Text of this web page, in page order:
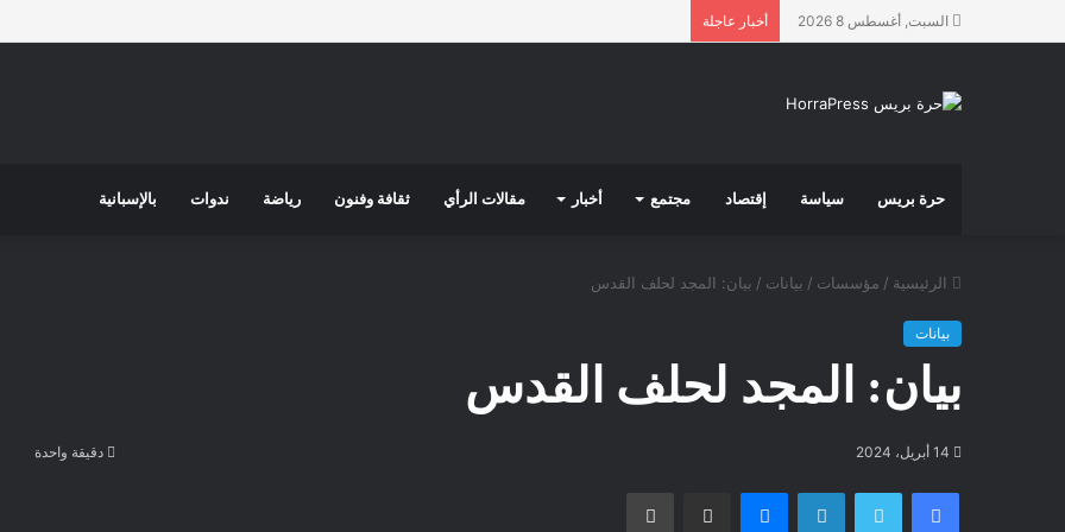
السبت, أغسطس 8 2026 أخبار عاجلة
حرة بريس سياسة إقتصاد مجتمع أخبار مقالات الرأي ثقافة وفنون رياضة ندوات بالإسبانية
الرئيسية / مؤسسات / بيانات / بيان: المجد لحلف القدس
بيانات
بيان: المجد لحلف القدس
14 أبريل، 2024 دقيقة واحدة
فيسبوك تويتر لينكدإن ماسنجر مشاركة عبر البريد طباعة